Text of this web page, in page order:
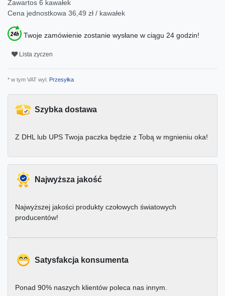
Zawartos 6 kawałek
Cena jednostkowa 36,49 zł / kawałek
Twoje zamówienie zostanie wysłane w ciągu 24 godzin!
Lista zyczen
* w tym VAT wyl. Przesyłka
Szybka dostawa
Z DHL lub UPS Twoja paczka będzie z Tobą w mgnieniu oka!
Najwyższa jakość
Najwyższej jakości produkty czołowych światowych
producentów!
Satysfakcja konsumenta
Ponad 90% naszych klientów poleca nas innym.